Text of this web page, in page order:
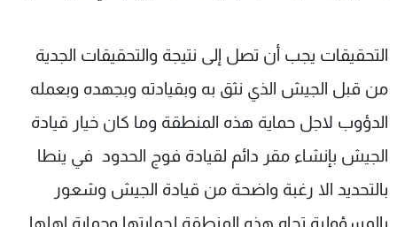
التحقيقات يجب أن تصل إلى نتيجة والتحقيقات الجدية
من قبل الجيش الذي نثق به وبقيادته وبجهده وبعمله
الدؤوب لاجل حماية هذه المنطقة وما كان خيار قيادة
الجيش بإنشاء مقر دائم لقيادة فوج الحدود في ينطا
بالتحديد الا رغبة واضحة من قيادة الجيش وشعور